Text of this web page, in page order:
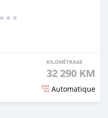
KILOMÉTRAGE
32 290 KM
Automatique